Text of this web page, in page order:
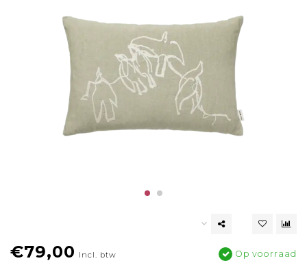
€79,00 Incl. btw Op voorraad